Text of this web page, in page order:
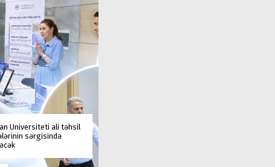
Universiteti ali təhsil
sərgisində